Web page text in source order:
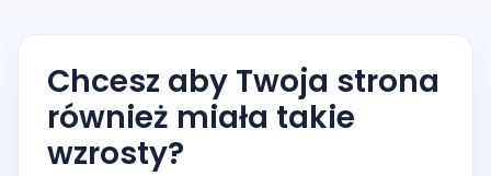
Chcesz aby Twoja strona
również miała takie
wzrosty?